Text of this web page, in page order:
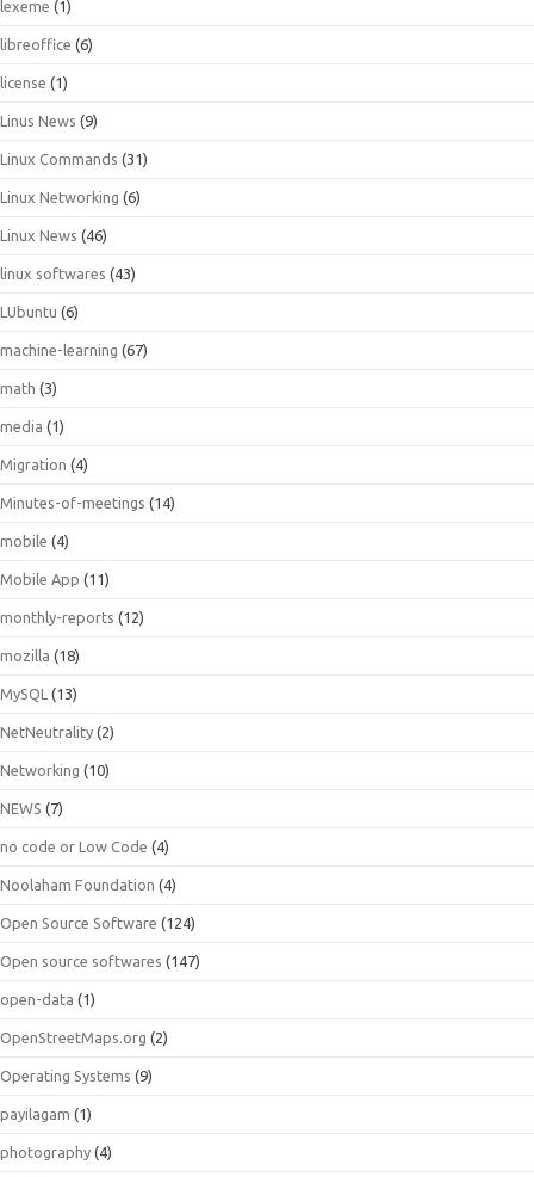
lexeme (1)
libreoffice (6)
license (1)
Linus News (9)
Linux Commands (31)
Linux Networking (6)
Linux News (46)
linux softwares (43)
LUbuntu (6)
machine-learning (67)
math (3)
media (1)
Migration (4)
Minutes-of-meetings (14)
mobile (4)
Mobile App (11)
monthly-reports (12)
mozilla (18)
MySQL (13)
NetNeutrality (2)
Networking (10)
NEWS (7)
no code or Low Code (4)
Noolaham Foundation (4)
Open Source Software (124)
Open source softwares (147)
open-data (1)
OpenStreetMaps.org (2)
Operating Systems (9)
payilagam (1)
photography (4)